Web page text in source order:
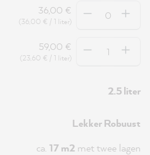
36,00 €
(36,00 € / 1 liter)
Hoeveelheid
59,00 €
(23,60 € / 1 liter)
Hoeveelheid
2.5 liter
Lekker Robuust
ca. 17 m2 met twee lagen